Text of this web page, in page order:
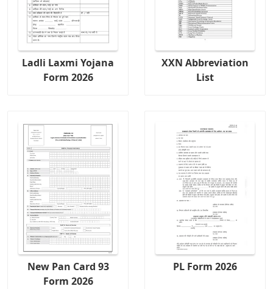
Ladli Laxmi Yojana
Form 2026
XXN Abbreviation
List
New Pan Card 93
Form 2026
PL Form 2026